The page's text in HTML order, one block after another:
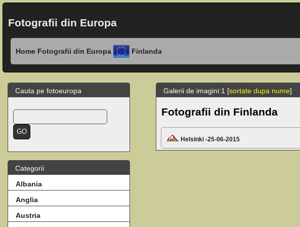
Fotografii din Europa
Home Fotografii din Europa Finlanda
Cauta pe fotoeuropa
Categorii
Albania
Anglia
Austria
Galerii de imagini:1 [sortate dupa nume]
Fotografii din Finlanda
Helsinki -25-06-2015